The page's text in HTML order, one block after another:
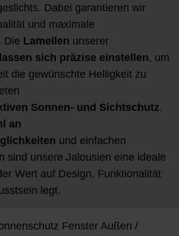
Fenster Außen /
Dabei garantieren wir
und maximale
Die Lamellen unserer
lassen sich präzise einstellen, um
die gewünschte Helligkeit zu
Sonnen- und Sichtschutz.
an
und einfachen
sind unsere Jalousien eine ideale
Wert auf Design, Funktionalität
legt.